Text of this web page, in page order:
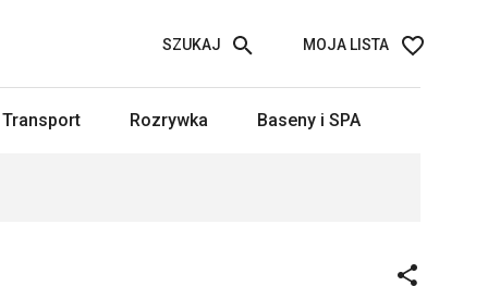
MOJA LISTA
SZUKAJ
Transport Rozrywka Baseny i SPA